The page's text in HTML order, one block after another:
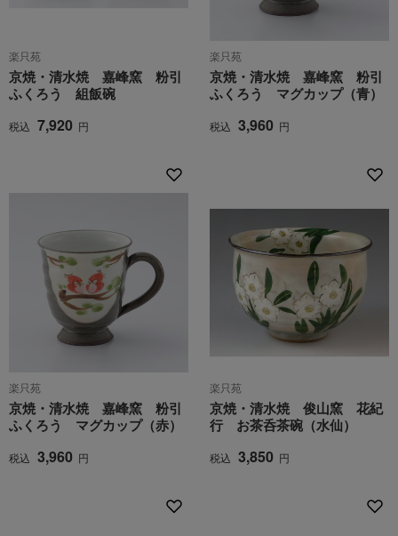
楽只苑
京焼・清水焼 嘉峰窯 粉引
ふくろう 組飯碗
税込 7,920 円
楽只苑
京焼・清水焼 嘉峰窯 粉引
ふくろう マグカップ（青）
税込 3,960 円
楽只苑
京焼・清水焼 嘉峰窯 粉引
ふくろう マグカップ（赤）
税込 3,960 円
楽只苑
京焼・清水焼 俊山窯 花紀
行 お茶呑茶碗（水仙）
税込 3,850 円